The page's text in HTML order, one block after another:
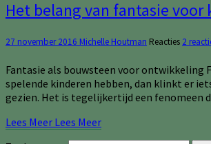
Het belang van fantasie voor
27 november 2016 Michelle Houtman Reacties 2
Fantasie als bouwsteen voor ontwikkeling
spelende kinderen hebben, dan klinkt er
gezien. Het is tegelijkertijd een fenomeen
Lees Meer Lees Meer